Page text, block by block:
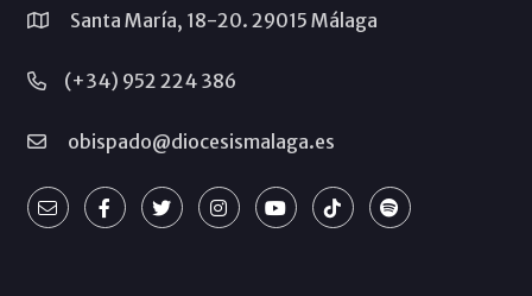
Santa María, 18-20. 29015 Málaga
(+34) 952 224 386
obispado@diocesismalaga.es